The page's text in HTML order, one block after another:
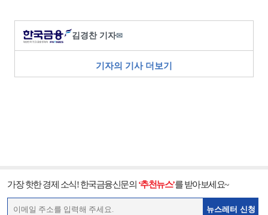
김경찬 기자✉
기자의 기사 더보기
가장 핫한 경제 소식! 한국금융신문의 ‘추천뉴스’를 받아보세요~
뉴스레터 신청